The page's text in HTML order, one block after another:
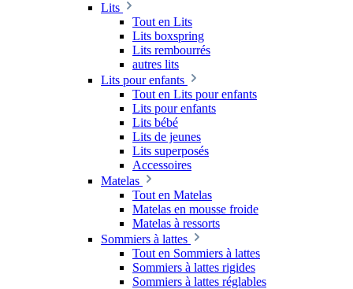
Lits
Tout en Lits
Lits boxspring
Lits rembourrés
autres lits
Lits pour enfants
Tout en Lits pour enfants
Lits pour enfants
Lits bébé
Lits de jeunes
Lits superposés
Accessoires
Matelas
Tout en Matelas
Matelas en mousse froide
Matelas à ressorts
Sommiers à lattes
Tout en Sommiers à lattes
Sommiers à lattes rigides
Sommiers à lattes réglables